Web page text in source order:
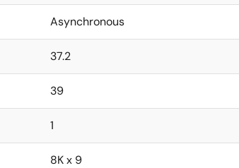
Asynchronous
37.2
39
1
8K x 9